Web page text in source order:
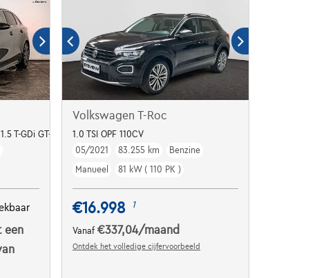
T-GDi GT-Line DCT
een
Volkswagen T-Roc
1.0 TSI OPF 110CV
05/2021
83.255 km
Benzine
Manueel
81 kW ( 110 PK )
€16.998 1
Vanaf€337,04/maand
Ontdek het volledige cijfervoorbeeld